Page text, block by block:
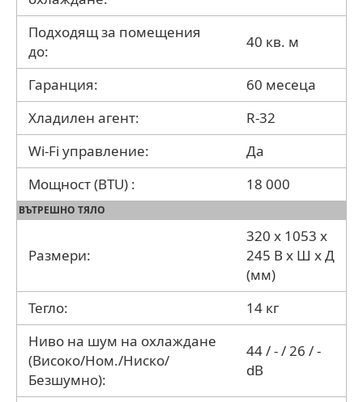
Подходящ за помещения
до:
40 кв. м
Гаранция:
60 месеца
Хладилен агент:
R-32
Wi-Fi управление:
Да
Мощност (BTU) :
18 000
ВЪТРЕШНО ТЯЛО
Размери:
320 x 1053 x
245 В x Ш x Д
(мм)
Тегло:
14 кг
Ниво на шум на охлаждане
(Високо/Ном./Ниско/
Безшумно):
44 / - / 26 / -
dB